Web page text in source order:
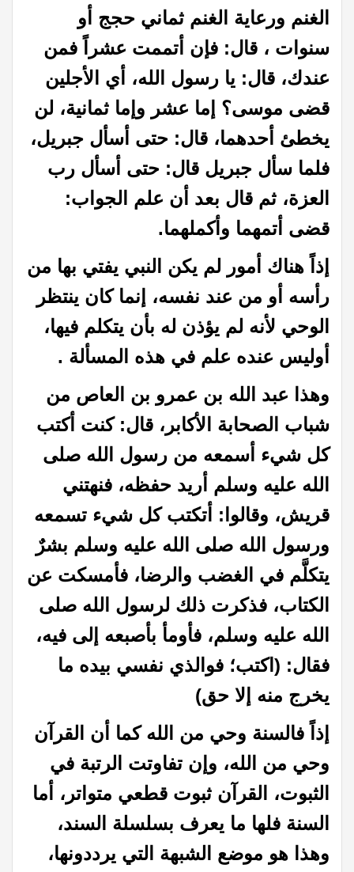
الغنم ورعاية الغنم ثماني حجج أو
سنوات ، قال: فإن أتممت عشراً فمن
عندك، قال: يا رسول الله، أي الأجلين
قضى موسى؟ إما عشر وإما ثمانية، لن
يخطئ أحدهما، قال: حتى أسأل جبريل،
فلما سأل جبريل قال: حتى أسأل رب
العزة، ثم قال بعد أن علم الجواب:
قضى أتمهما وأكملهما.
إذاً هناك أمور لم يكن النبي يفتي بها من
رأسه أو من عند نفسه، إنما كان ينتظر
الوحي لأنه لم يؤذن له بأن يتكلم فيها،
أوليس عنده علم في هذه المسألة .
وهذا عبد الله بن عمرو بن العاص من
شباب الصحابة الأكابر، قال: كنت أكتب
كل شيء أسمعه من رسول الله صلى
الله عليه وسلم أريد حفظه، فنهتني
قريش، وقالوا: أتكتب كل شيء تسمعه
ورسول الله صلى الله عليه وسلم بشرٌ
يتكلَّم في الغضب والرضا، فأمسكت عن
الكتاب، فذكرت ذلك لرسول الله صلى
الله عليه وسلم، فأومأ بأصبعه إلى فيه،
فقال: (اكتب؛ فوالذي نفسي بيده ما
يخرج منه إلا حق)
إذاً فالسنة وحي من الله كما أن القرآن
وحي من الله، وإن تفاوتت الرتبة في
الثبوت، القرآن ثبوت قطعي متواتر، أما
السنة فلها ما يعرف بسلسلة السند،
وهذا هو موضع الشبهة التي يرددونها،